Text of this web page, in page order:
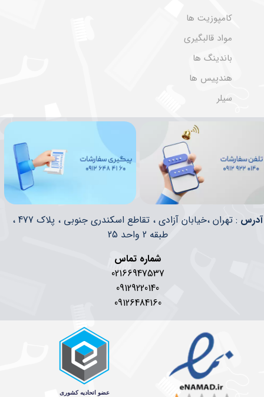
کامپوزیت ها
مواد قالبگیری
باندینگ ها
هندپیس ها
سیلر
​​آدرس
: تهران ،خیابان آزادی ، تقاطع اسکندری جنوبی ، پلاک 477 ،
طبقه 2 واحد 25
شماره تماس
02166947537
09129220140
09126484160